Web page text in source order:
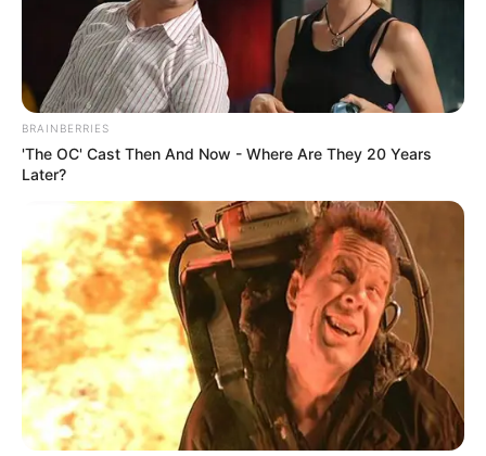
BRAINBERRIES
'The OC' Cast Then And Now - Where Are They 20 Years
Later?